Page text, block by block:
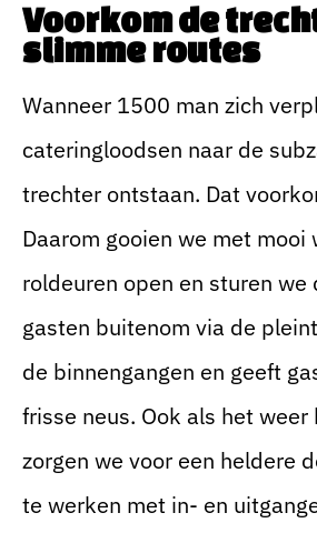
Voorkom de
slimme routes
Wanneer 1500 man zich
cateringloodsen naar de
trechter ontstaan. Dat
Daarom gooien we met mooi
roldeuren open en sturen we
gasten buitenom via de
de binnengangen en geeft
frisse neus. Ook als het
zorgen we voor een heldere
te werken met in- en